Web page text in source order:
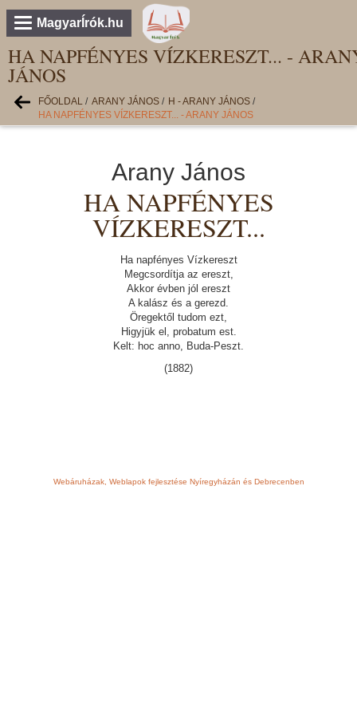
MagyarÍrók.hu
HA NAPFÉNYES VÍZKERESZT... -
JÁNOS
FŐOLDAL / ARANY JÁNOS / H - ARANY JÁNOS /
HA NAPFÉNYES VÍZKERESZT... - ARANY JÁNOS
Arany János
HA NAPFÉNYES
VÍZKERESZT...
Ha napfényes Vízkereszt
Megcsordítja az ereszt,
Akkor évben jól ereszt
A kalász és a gerezd.
Öregektől tudom ezt,
Higyjük el, probatum est.
Kelt: hoc anno, Buda-Peszt.
(1882)
Webáruházak, Weblapok fejlesztése Nyíregyházán és Debrecenben